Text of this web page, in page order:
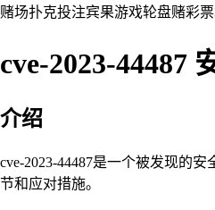
赌场扑克投注宾果游戏轮盘赌彩票
cve-2023-44487
介绍
cve-2023-44487是一个被发现的
节和应对措施。